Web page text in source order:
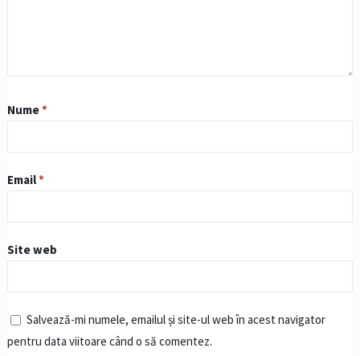
Nume*
Email*
Site web
Salvează-mi numele, emailul și site-ul web în acest navigator
pentru data viitoare când o să comentez.